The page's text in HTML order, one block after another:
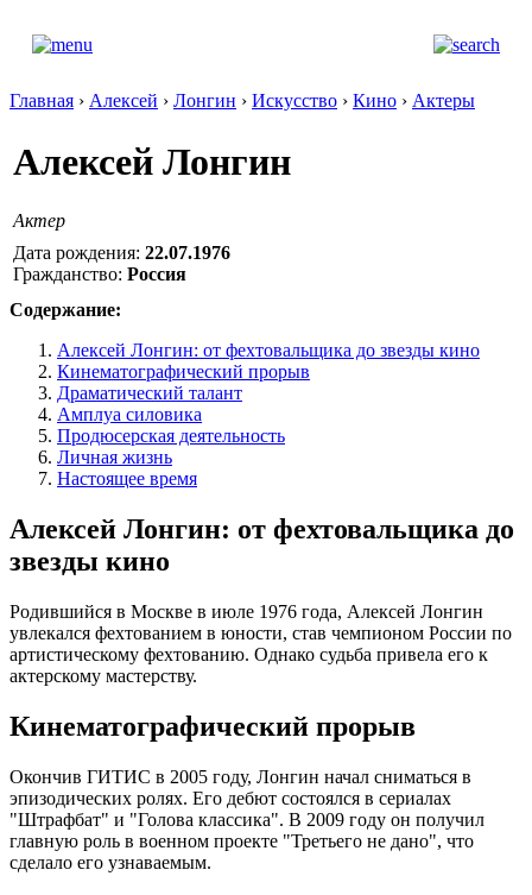
Главная › Алексей › Лонгин › Искусство › Кино › Актеры
Алексей Лонгин
Актер
Дата рождения: 22.07.1976
Гражданство: Россия
Содержание:
Алексей Лонгин: от фехтовальщика до звезды кино
Кинематографический прорыв
Драматический талант
Амплуа силовика
Продюсерская деятельность
Личная жизнь
Настоящее время
Алексей Лонгин: от фехтовальщика до
звезды кино
Родившийся в Москве в июле 1976 года, Алексей Лонгин
увлекался фехтованием в юности, став чемпионом России по
артистическому фехтованию. Однако судьба привела его к
актерскому мастерству.
Кинематографический прорыв
Окончив ГИТИС в 2005 году, Лонгин начал сниматься в
эпизодических ролях. Его дебют состоялся в сериалах
"Штрафбат" и "Голова классика". В 2009 году он получил
главную роль в военном проекте "Третьего не дано", что
сделало его узнаваемым.